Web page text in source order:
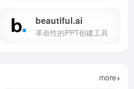
beautiful.ai
革命性的PPT创建工具
more+